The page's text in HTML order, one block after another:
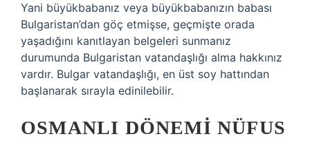
Yani büyükbabanız veya büyükbabanızın babası
Bulgaristan’dan göç etmişse, geçmişte orada
yaşadığını kanıtlayan belgeleri sunmanız
durumunda Bulgaristan vatandaşlığı alma hakkınız
vardır. Bulgar vatandaşlığı, en üst soy hattından
başlanarak sırayla edinilebilir.
OSMANLI DÖNEMI NÜFUS